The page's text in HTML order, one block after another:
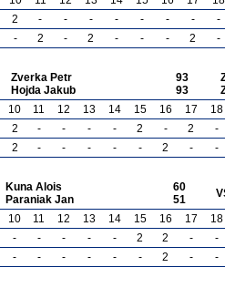
2 - - - - - - -
-
- 2 - 2 - - - 2 -
Zverka Petr
Hojda Jakub
93
93
10 11 12 13 14 15 16 17
18
2 - - - - 2 - 2
-
2 - - - - - 2 - -
Kuna Alois
Paraniak Jan
60
51
10 11 12 13 14 15 16 17
18
- - - - - 2 2 -
-
- - - - - - 2 - -